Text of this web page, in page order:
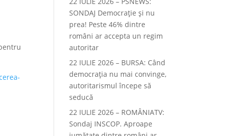
SONDAJ Democrație și nu
prea! Peste 46% dintre
români ar accepta un regim
autoritar
22 IULIE 2026 – BURSA: Când
democraţia nu mai convinge,
autoritarismul începe să
seducă
22 IULIE 2026 – ROMÂNIATV:
Sondaj INSCOP. Aproape